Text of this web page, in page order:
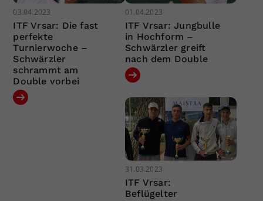
03.04.2023
ITF Vrsar: Die fast
perfekte
Turnierwoche –
Schwärzler
schrammt am
Double vorbei
01.04.2023
ITF Vrsar: Jungbulle
in Hochform –
Schwärzler greift
nach dem Double
31.03.2023
ITF Vrsar:
Beflügelter